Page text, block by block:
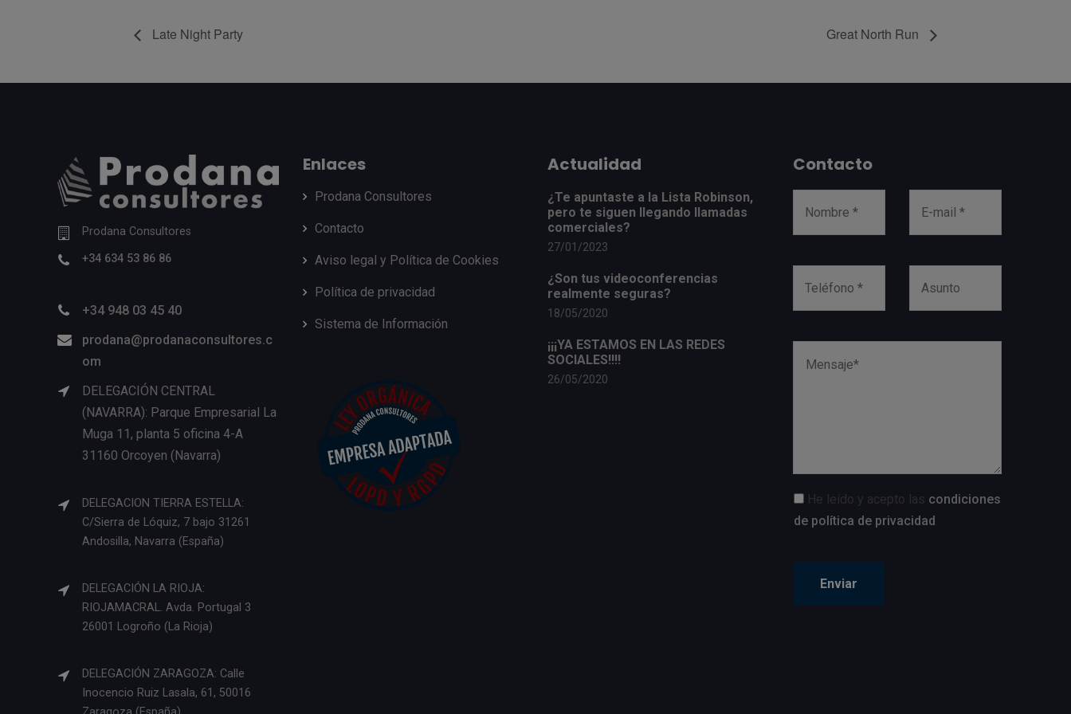
Late Night Party Great North Run
Prodana Consultores
+34 634 53 86 86
+34 948 03 45 40
prodana@prodanaconsultores.c
om
DELEGACIÓN CENTRAL
(NAVARRA): Parque Empresarial La
Muga 11, planta 5 oficina 4-A
31160 Orcoyen (Navarra)
DELEGACION TIERRA ESTELLA:
C/Sierra de Lóquiz, 7 bajo 31261
Andosilla, Navarra (España)
DELEGACIÓN LA RIOJA:
RIOJAMACRAL. Avda. Portugal 3
26001 Logroño (La Rioja)
DELEGACIÓN ZARAGOZA: Calle
Inocencio Ruiz Lasala, 61, 50016
Enlaces
Prodana Consultores
Contacto
Aviso legal y Política de Cookies
Política de privacidad
Sistema de Información
Actualidad
¿Te apuntaste a la Lista Robinson,
pero te siguen llegando llamadas
comerciales?
27/01/2023
¿Son tus videoconferencias
realmente seguras?
18/05/2020
¡¡¡YA ESTAMOS EN LAS REDES
SOCIALES!!!!
26/05/2020
Contacto
He leído y acepto las condiciones
de política de privacidad